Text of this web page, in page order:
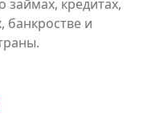
кредитах,
банкростве и